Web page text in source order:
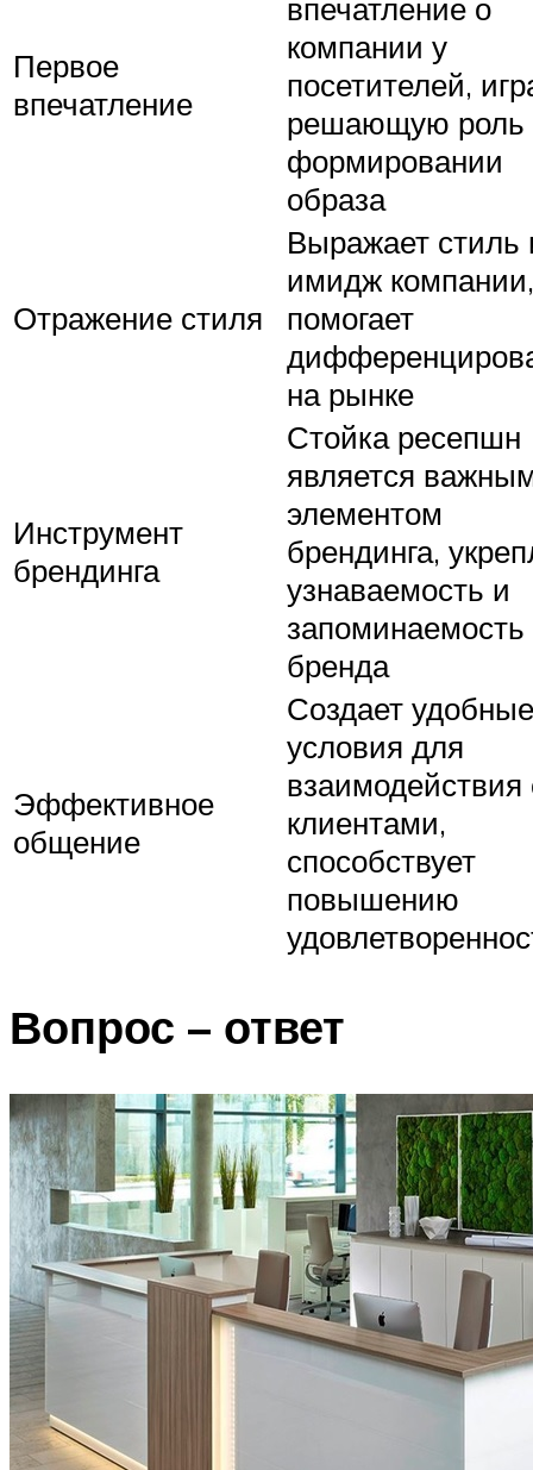
Первое
впечатление
впечатление о
компании у
посетителей,
решающую роль
формировании
образа
Отражение стиля
Выражает стиль
имидж компании,
помогает
на рынке
Инструмент
брендинга
Стойка ресепшн
является
элементом
брендинга,
узнаваемость и
запоминаемость
бренда
Эффективное
общение
Создает удобные
условия для
взаимодействия
клиентами,
способствует
повышению
Вопрос – ответ